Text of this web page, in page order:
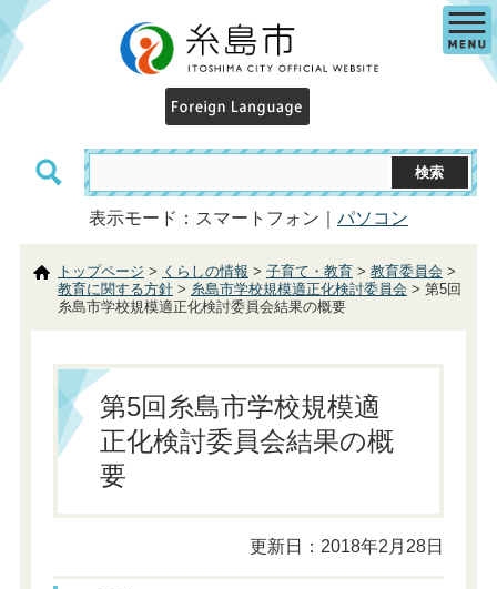
表示モード：スマートフォン｜ パソコン
トップページ > くらしの情報 > 子育て・教育> 教育委員会 >
教育に関する方針> 糸島市学校規模適正化検討委員会 > 第5回
糸島市学校規模適正化検討委員会結果の概要
第5回糸島市学校規模適
正化検討委員会結果の概
要
更新日：2018年2月28日